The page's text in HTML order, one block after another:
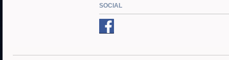
SOCIAL